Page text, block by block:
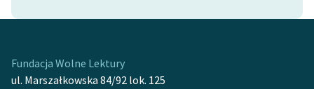
twórców przechodzących
lektur szkolnych oraz
Starego Testamentu
Fundacja Wolne Lektury
ul. Marszałkowska 84/92 lok. 125